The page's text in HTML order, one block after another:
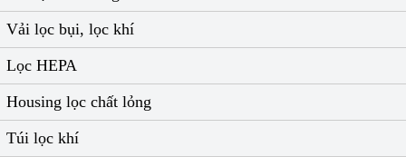
Vải lọc bụi, lọc khí
Lọc HEPA
Housing lọc chất lỏng
Túi lọc khí